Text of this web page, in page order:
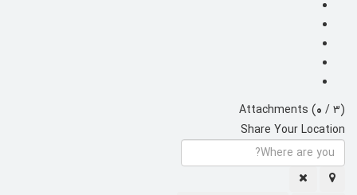
Attachments (0 / 3)
Share Your Location